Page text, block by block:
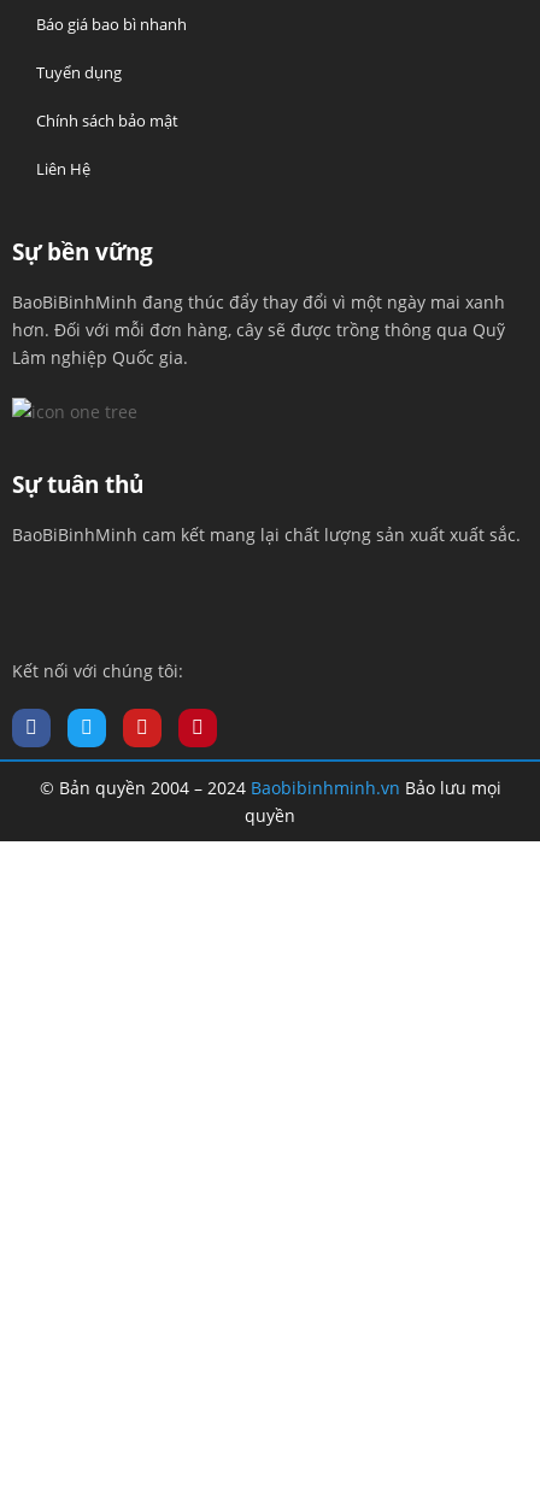
Báo giá bao bì nhanh
Tuyển dụng
Chính sách bảo mật
Liên Hệ
Sự bền vững
BaoBiBinhMinh đang thúc đẩy thay đổi vì một ngày mai xanh
hơn. Đối với mỗi đơn hàng, cây sẽ được trồng thông qua Quỹ
Lâm nghiệp Quốc gia.
Sự tuân thủ
BaoBiBinhMinh cam kết mang lại chất lượng sản xuất xuất sắc.
Kết nối với chúng tôi:
© Bản quyền 2004 – 2024 Baobibinhminh.vn Bảo lưu mọi
quyền